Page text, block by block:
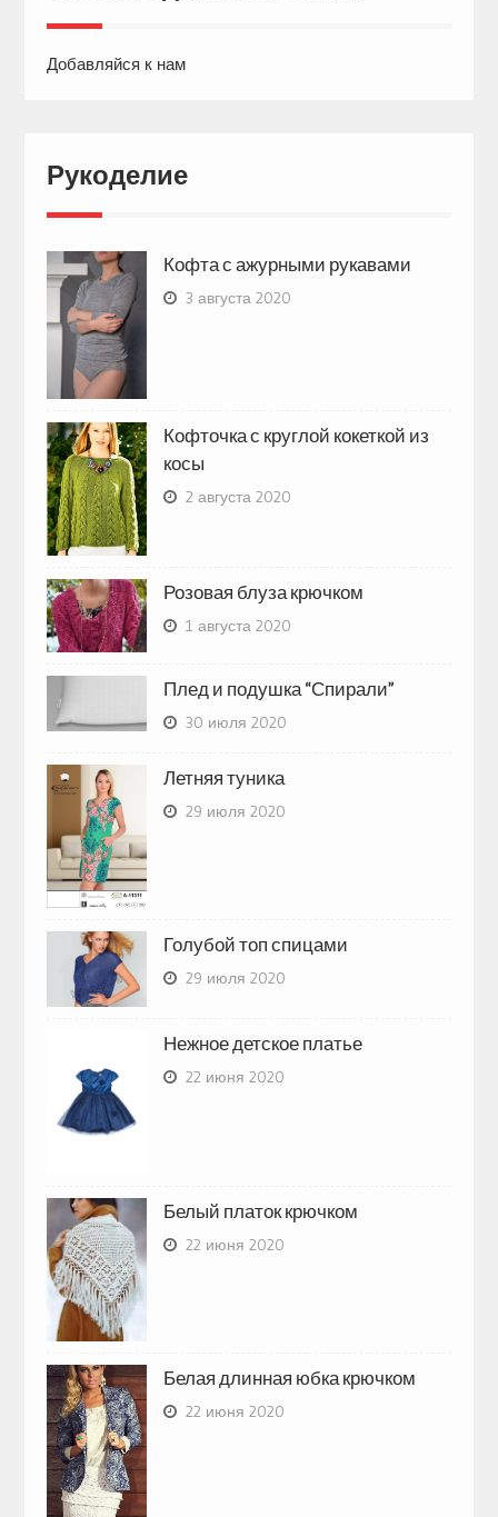
Добавляйся к нам
Рукоделие
Кофта с ажурными рукавами
3 августа 2020
Кофточка с круглой кокеткой из
косы
2 августа 2020
Розовая блуза крючком
1 августа 2020
Плед и подушка “Спирали”
30 июля 2020
Летняя туника
29 июля 2020
Голубой топ спицами
29 июля 2020
Нежное детское платье
22 июня 2020
Белый платок крючком
22 июня 2020
Белая длинная юбка крючком
22 июня 2020